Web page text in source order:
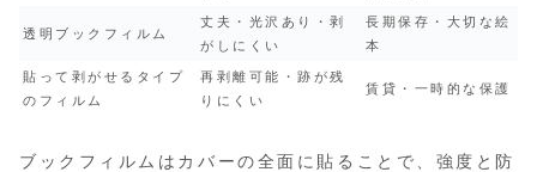
透明ブックフィルム
丈夫・光沢あり・剥
がしにくい
長期保存・大切な絵
本
貼って剥がせるタイプ
のフィルム
再剥離可能・跡が残
りにくい
賃貸・一時的な保護
ブックフィルムはカバーの全面に貼ることで、強度と防